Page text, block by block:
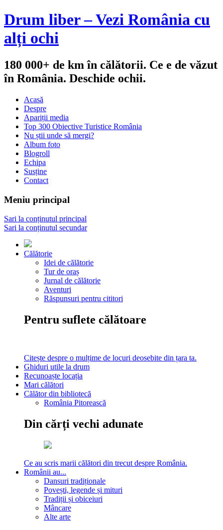
Drum liber – Vezi România cu
alți ochi
180 000+ de km în călătorii. Ce e de văzut
în România. Deschide ochii.
Acasă
Despre
Apariții media
Top 300 Obiective Turistice România
Nu știi unde să mergi?
Album foto
Blogroll
Echipa
Susține
Contact
Meniu principal
Sari la conținutul principal
Sari la conținutul secundar
Călătorie
Idei de călătorie
Tur de oraș
Jurnal de călătorie
Aventuri
Răspunsuri pentru cititori
Pentru suflete călătoare
Citește despre o mulțime de locuri deosebite din țara ta.
Ghiduri utile la drum
Recunoaște locația
Mari călători
Călător din bibliotecă
România Pitorească
Din cărți vechi adunate
Ce au scris marii călători din trecut despre România.
Românii au...
Dansuri tradiționale
Povești, legende și mituri
Tradiții și obiceiuri
Mâncare
Alte arte